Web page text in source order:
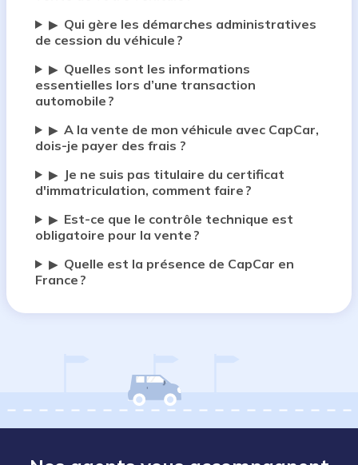
▶ Qui gère les démarches administratives
de cession du véhicule ?
▶ Quelles sont les informations
essentielles lors d’une transaction
automobile ?
▶ A la vente de mon véhicule avec CapCar,
dois-je payer des frais ?
▶
Je ne suis pas titulaire du certificat
d'immatriculation, comment faire ?
▶ Est-ce que le contrôle technique est
obligatoire pour la vente ?
▶ Quelle est la présence de CapCar en
France ?